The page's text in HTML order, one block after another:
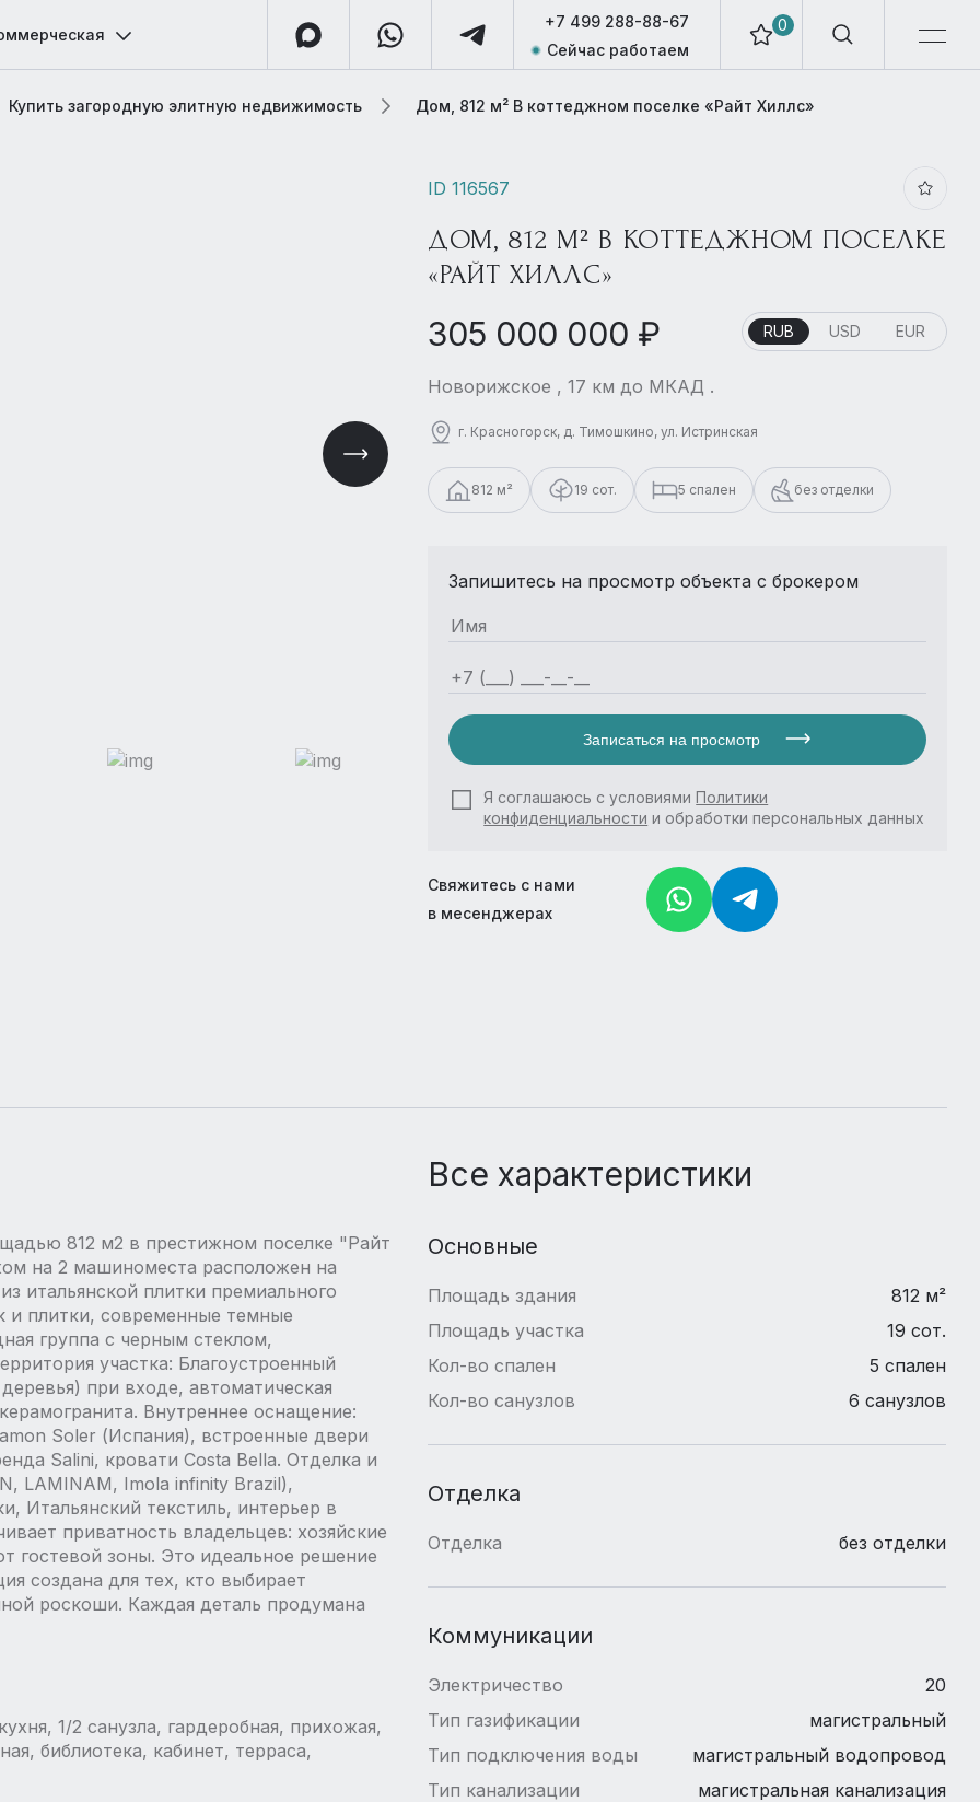
0
+7 499 288-88-67
Сейчас работаем
Купить загородную элитную недвижимость Дом, 812 м² В коттеджном поселке «Райт Хиллс»
ID 116567
ДОМ, 812 М² В КОТТЕДЖНОМ ПОСЕЛКЕ
«РАЙТ ХИЛЛС»
305 000 000 ₽ RUB USD EUR
Новорижское , 17 км до МКАД .
г. Красногорск, д. Тимошкино, ул. Истринская
812 м² 19 сот. 5 спален без отделки
Запишитесь на просмотр объекта с брокером
Записаться на просмотр
Я соглашаюсь с условиямиПолитики
конфиденциальности и обработки персональных данных
Свяжитесь с нами
в месенджерах
812 м2 в престижном поселке "Райт
на 2 машиноместа расположен на
итальянской плитки премиального
и плитки, современные темные
группа с черным стеклом,
участка: Благоустроенный
при входе, автоматическая
Внутреннее оснащение:
Soler (Испания), встроенные двери
Salini, кровати Costa Bella. Отделка и
LAMINAM, Imola infinity Brazil),
Итальянский текстиль, интерьер в
приватность владельцев: хозяйские
гостевой зоны. Это идеальное решение
создана для тех, кто выбирает
роскоши. Каждая деталь продумана
1/2 санузла, гардеробная, прихожая,
библиотека, кабинет, терраса,
Все характеристики
Основные
Площадь здания
812 м²
Площадь участка
19 сот.
Кол-во спален
5 спален
Кол-во санузлов
6 санузлов
Отделка
Отделка без отделки
Коммуникации
Электричество
20
Тип газификации
магистральный
Тип подключения воды
магистральный водопровод
Тип канализации
магистральная канализация